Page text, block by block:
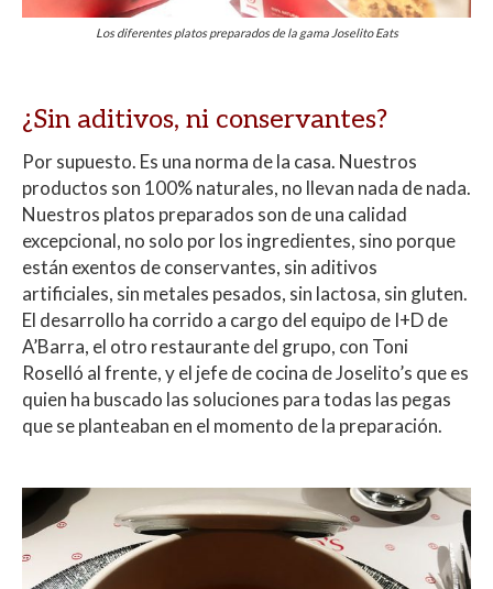
Los diferentes platos preparados de la gama Joselito Eats
¿Sin aditivos, ni conservantes?
Por supuesto. Es una norma de la casa. Nuestros
productos son 100% naturales, no llevan nada de nada.
Nuestros platos preparados son de una calidad
excepcional, no solo por los ingredientes, sino porque
están exentos de conservantes, sin aditivos
artificiales, sin metales pesados, sin lactosa, sin gluten.
El desarrollo ha corrido a cargo del equipo de I+D de
A’Barra, el otro restaurante del grupo, con Toni
Roselló al frente, y el jefe de cocina de Joselito’s que es
quien ha buscado las soluciones para todas las pegas
que se planteaban en el momento de la preparación.